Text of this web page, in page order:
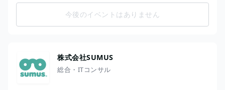
今後のイベントはありません
株式会社SUMUS
総合・ITコンサル